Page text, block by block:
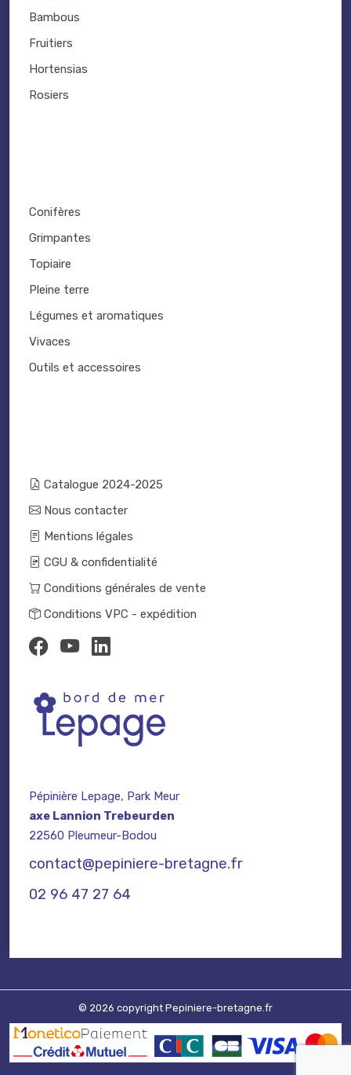
Bambous
Fruitiers
Hortensias
Rosiers
Conifères
Grimpantes
Topiaire
Pleine terre
Légumes et aromatiques
Vivaces
Outils et accessoires
Catalogue 2024-2025
Nous contacter
Mentions légales
CGU & confidentialité
Conditions générales de vente
Conditions VPC - expédition
Pépinière Lepage, Park Meur
axe Lannion Trebeurden
22560 Pleumeur-Bodou
contact@pepiniere-bretagne.fr
02 96 47 27 64
© 2026 copyright Pepiniere-bretagne.fr